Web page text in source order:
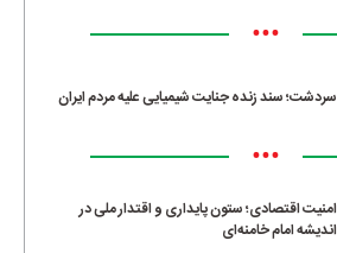
•••
سردشت؛ سند زنده جنایت شیمیایی علیه مردم ایران
•••
امنیت اقتصادی؛ ستون پایداری و اقتدار ملی در
اندیشه امام خامنه‌ای